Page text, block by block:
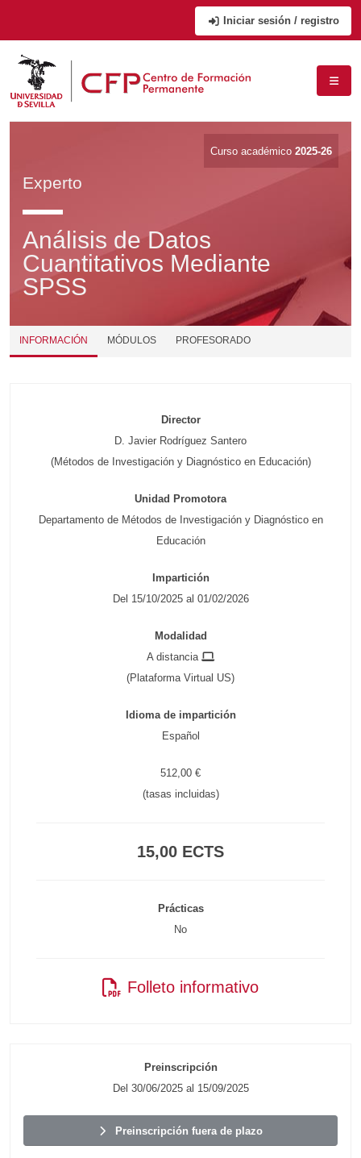
Iniciar sesión / registro
Curso académico 2025-26
Experto
Análisis de Datos
Cuantitativos Mediante
SPSS
INFORMACIÓN MÓDULOS PROFESORADO
Director
D. Javier Rodríguez Santero
(Métodos de Investigación y Diagnóstico en Educación)
Unidad Promotora
Departamento de Métodos de Investigación y Diagnóstico en
Educación
Impartición
Del 15/10/2025 al 01/02/2026
Modalidad
A distancia
(Plataforma Virtual US)
Idioma de impartición
Español
512,00 €
(tasas incluidas)
15,00 ECTS
Prácticas
No
Folleto informativo
Preinscripción
Del 30/06/2025 al 15/09/2025
Preinscripción fuera de plazo